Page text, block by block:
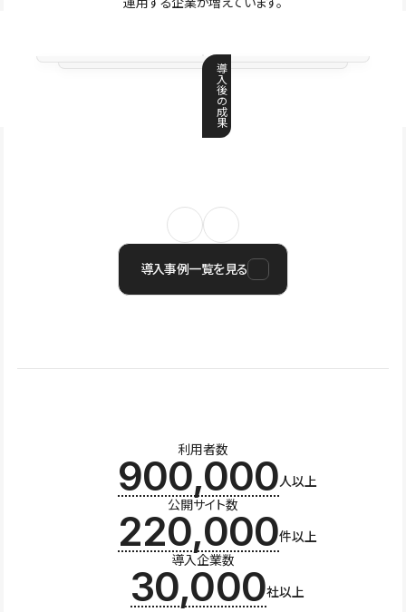
導
入
後
の
成
果
導入事例一覧を見る
利用者数
900,000人以上
公開サイト数
220,000件以上
導入企業数
30,000社以上